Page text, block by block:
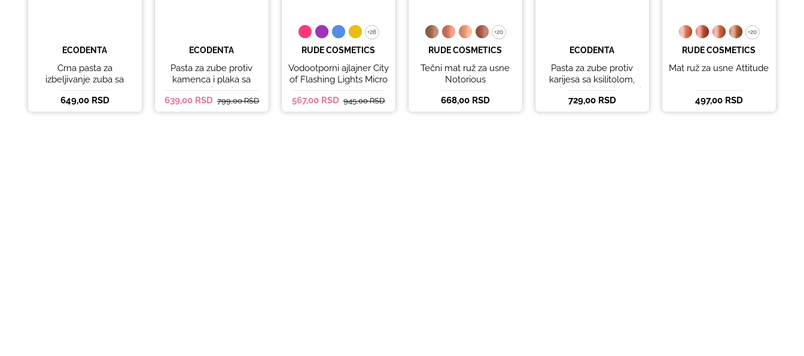
ECODENTA
Crna pasta za
izbeljivanje zuba sa
ukusom narandže
Ecodenta 100 ml
649,00 RSD
ECODENTA
Pasta za zube protiv
kamenca i plaka sa
kokosovim uljem
Ecodenta ORGANIC
ANTI-PLAQUE 75ml
639,00 RSD 799,00 RSD
+28
+28
RUDE COSMETICS
Vodootporni ajlajner City
of Flashing Lights Micro
Retractable Liner - It's
Lit
567,00 RSD 945,00 RSD
+20
+20
RUDE COSMETICS
Tečni mat ruž za usne
Notorious
668,00 RSD
ECODENTA
Pasta za zube protiv
karijesa sa ksilitolom,
eteričnim uljima limete i
listova korijandera
Ecodenta 100 ml
729,00 RSD
+20
+20
RUDE COSMETICS
Mat ruž za usne Attitude
497,00 RSD